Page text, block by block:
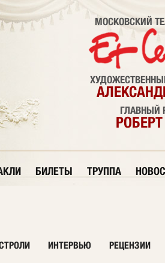
МОСКОВСКИЙ
ГЛАВНЫЙ
БИЛЕТЫ ТРУППА
ИНТЕРВЬЮ РЕЦЕНЗИИ